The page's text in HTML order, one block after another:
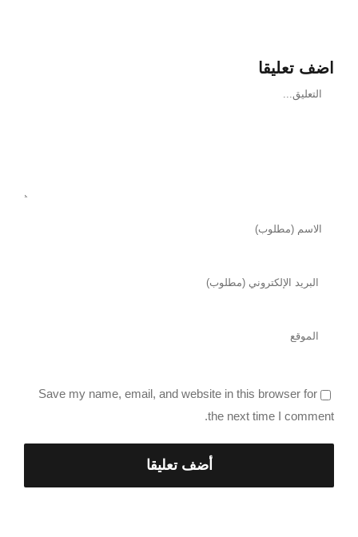
اضف تعليقا
تعليق
Save my name, email, and website in this browser for
the next time I comment.